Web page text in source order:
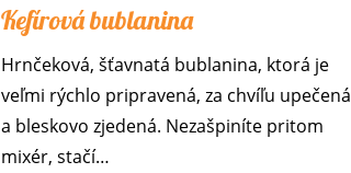
Kefírová bublanina
Hrnčeková, šťavnatá bublanina, ktorá je
veľmi rýchlo pripravená, za chvíľu upečená
a bleskovo zjedená. Nezašpiníte pritom
mixér, stačí…